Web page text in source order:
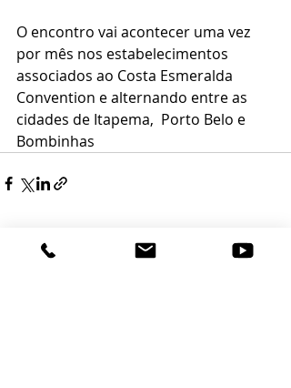
O encontro vai acontecer uma vez
por mês nos estabelecimentos
associados ao Costa Esmeralda
Convention e alternando entre as
cidades de Itapema,  Porto Belo e
Bombinhas
Posts recentes Ver tudo